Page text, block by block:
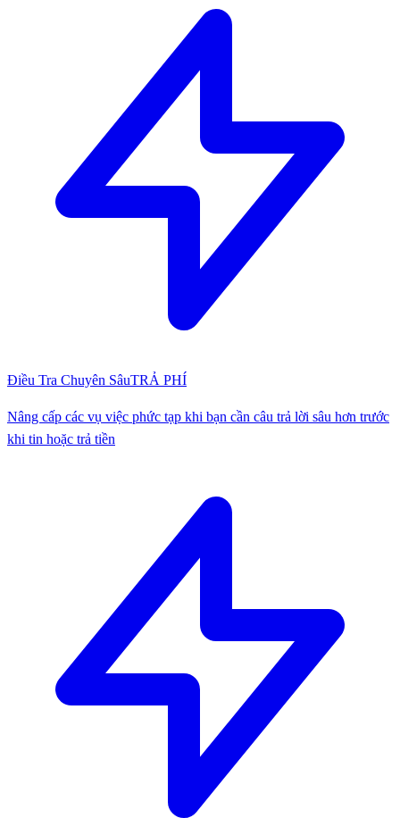
Điều Tra Chuyên SâuTRẢ PHÍ
Nâng cấp các vụ việc phức tạp khi bạn cần câu trả lời sâu hơn trước
khi tin hoặc trả tiền